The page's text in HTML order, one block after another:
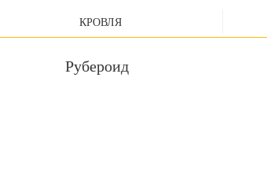
КРОВЛЯ
Рубероид